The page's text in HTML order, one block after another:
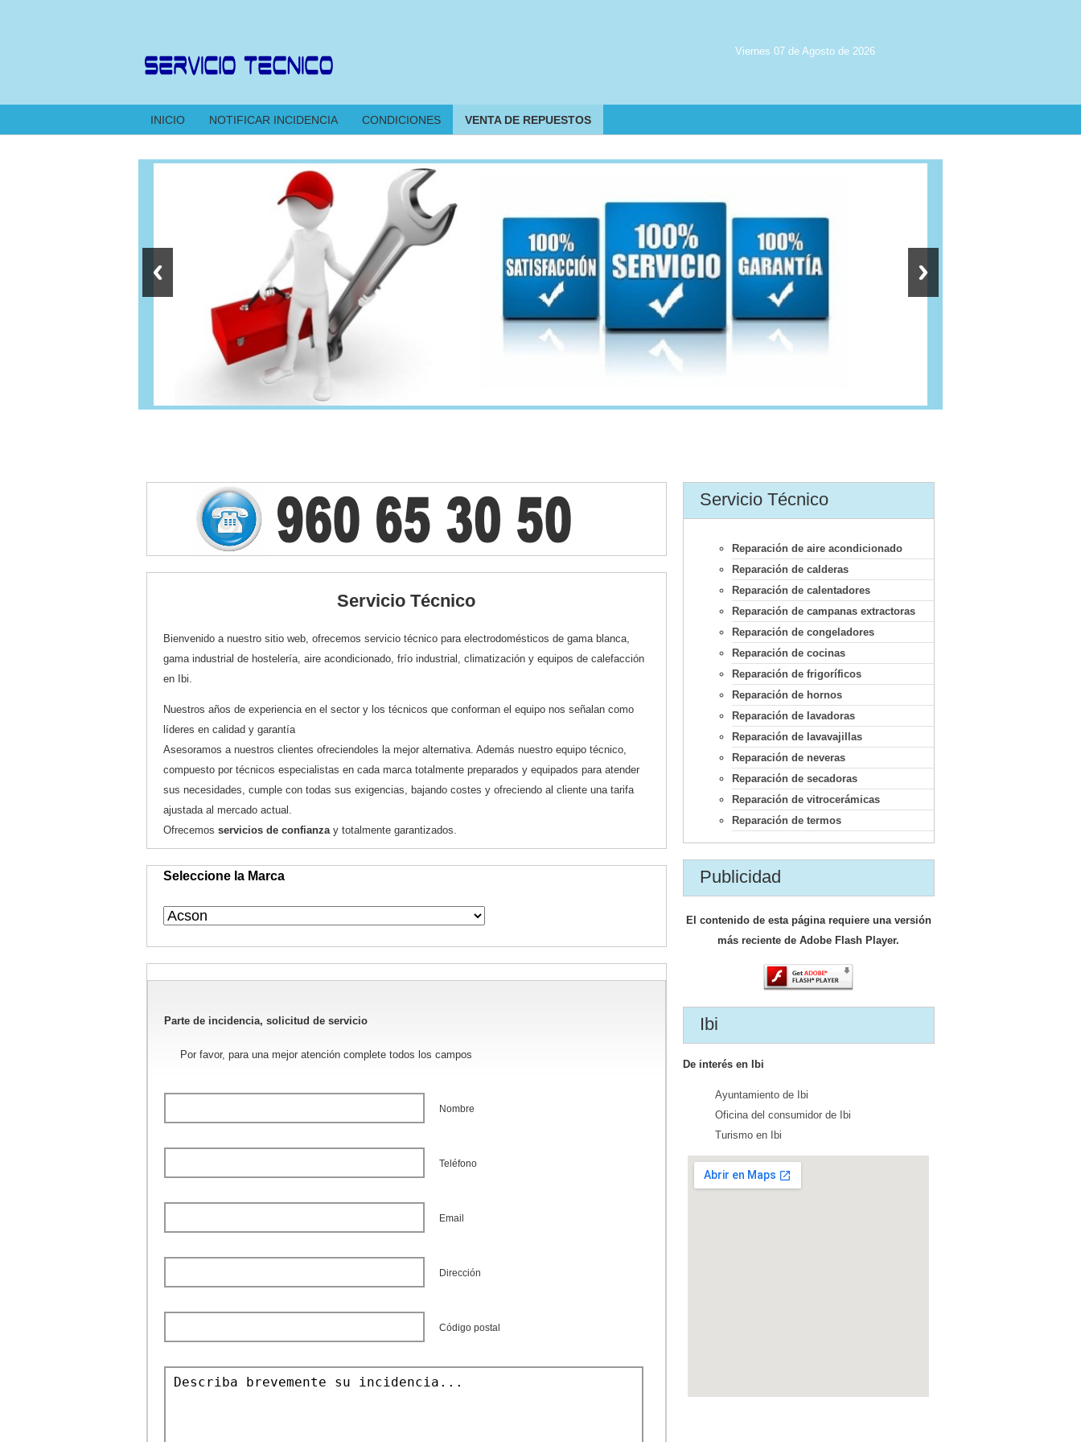
Viernes 07 de Agosto de 2026
INICIO NOTIFICAR INCIDENCIA CONDICIONES VENTA DE REPUESTOS
Servicio Técnico
Bienvenido a nuestro sitio web, ofrecemos servicio técnico para electrodomésticos de gama blanca,
gama industrial de hostelería, aire acondicionado, frío industrial, climatización y equipos de calefacción
en Ibi.
Nuestros años de experiencia en el sector y los técnicos que conforman el equipo nos señalan como
líderes en calidad y garantía
Asesoramos a nuestros clientes ofreciendoles la mejor alternativa. Además nuestro equipo técnico,
compuesto por técnicos especialistas en cada marca totalmente preparados y equipados para atender
sus necesidades, cumple con todas sus exigencias, bajando costes y ofreciendo al cliente una tarifa
ajustada al mercado actual.
Ofrecemos servicios de confianza y totalmente garantizados.
Seleccione la Marca
Parte de incidencia, solicitud de servicio
Por favor, para una mejor atención complete todos los campos
Nombre
Teléfono
Email
Dirección
Código postal
Servicio Técnico
Reparación de aire acondicionado
Reparación de calderas
Reparación de calentadores
Reparación de campanas extractoras
Reparación de congeladores
Reparación de cocinas
Reparación de frigoríficos
Reparación de hornos
Reparación de lavadoras
Reparación de lavavajillas
Reparación de neveras
Reparación de secadoras
Reparación de vitrocerámicas
Reparación de termos
Publicidad
El contenido de esta página requiere una versión
más reciente de Adobe Flash Player.
Ibi
De interés en Ibi
Ayuntamiento de Ibi
Oficina del consumidor de Ibi
Turismo en Ibi